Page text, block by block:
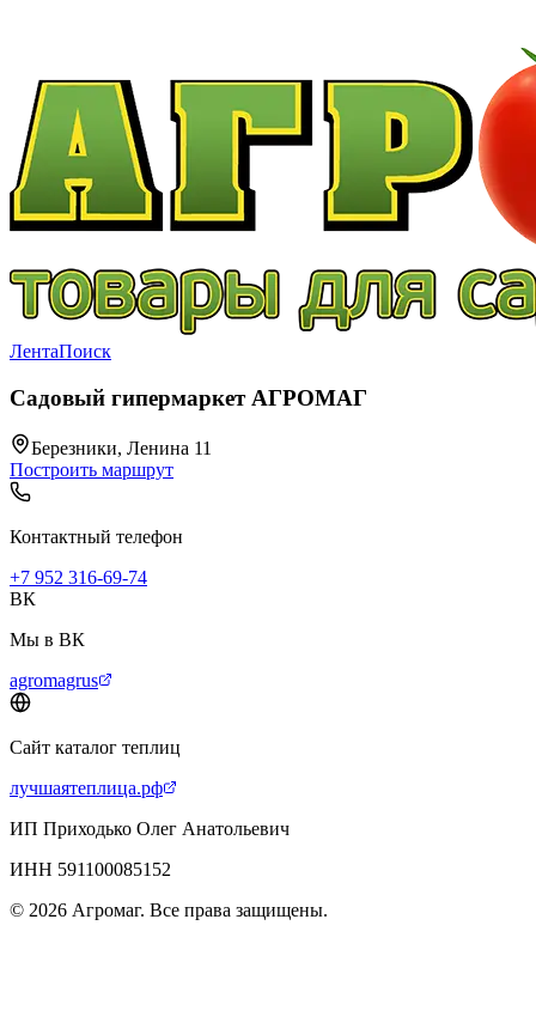
ЛентаПоиск
Садовый гипермаркет АГРОМАГ
Березники, Ленина 11
Построить маршрут
Контактный телефон
+7 952 316-69-74
ВК
Мы в ВК
agromagrus
Сайт каталог теплиц
лучшаятеплица.рф
ИП Приходько Олег Анатольевич
ИНН 591100085152
© 2026 Агромаг. Все права защищены.